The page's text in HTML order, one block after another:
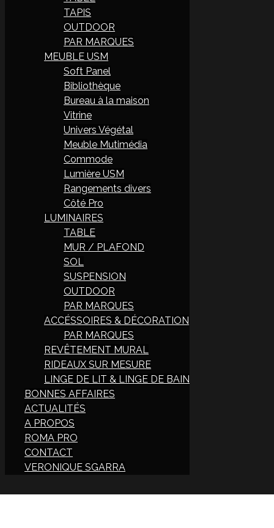
TAPIS
OUTDOOR
PAR MARQUES
MEUBLE USM
Soft Panel
Bibliothèque
Bureau à la maison
Vitrine
Univers Végétal
Meuble Mutimédia
Commode
Lumière USM
Rangements divers
Côté Pro
LUMINAIRES
TABLE
MUR / PLAFOND
SOL
SUSPENSION
OUTDOOR
PAR MARQUES
ACCÉSSOIRES & DÉCORATION
PAR MARQUES
REVÊTEMENT MURAL
RIDEAUX SUR MESURE
LINGE DE LIT & LINGE DE BAIN
BONNES AFFAIRES
ACTUALITÉS
A PROPOS
ROMA PRO
CONTACT
VERONIQUE SGARRA